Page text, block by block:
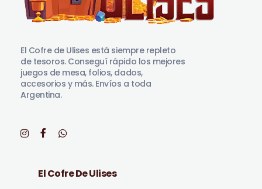
El Cofre de Ulises está siempre repleto
de tesoros. Conseguí rápido los mejores
juegos de mesa, folios, dados,
accesorios y más. Envíos a toda
Argentina.
El Cofre De Ulises